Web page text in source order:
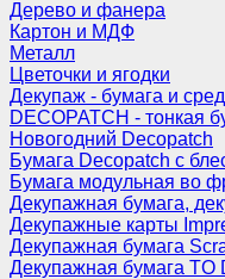
Дерево и фанера
Картон и МДФ
Металл
Цветочки и ягодки
Декупаж - бумага и
DECOPATCH - тонкая
Новогодний Decopatch
Бумага Decopatch с
Бумага модульная во
Декупажная бумага,
Декупажные карты
Декупажная бумага
Декупажная бумага TO